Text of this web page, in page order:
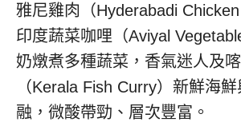
雅尼雞肉（Hyderabadi
印度蔬菜咖哩（Aviyal
奶燉煮多種蔬菜，香氣迷人及
（Kerala Fish Curry）新鮮海
融，微酸帶勁、層次豐富。